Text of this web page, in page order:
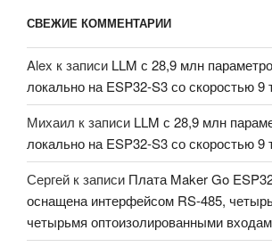
СВЕЖИЕ КОММЕНТАРИИ
Alex к записи LLM с 28,9 млн
локально на ESP32-S3 со скоростью 9
Михаил к записи LLM с 28,9 млн
локально на ESP32-S3 со скоростью 9
Сергей к записи Плата Maker Go
оснащена интерфейсом RS-485,
четырьмя оптоизолированными